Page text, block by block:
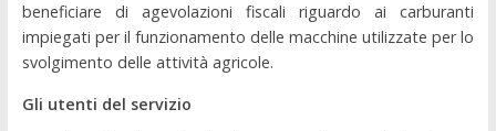
beneficiare di agevolazioni fiscali riguardo ai carburanti
impiegati per il funzionamento delle macchine utilizzate per lo
svolgimento delle attività agricole.
Gli utenti del servizio